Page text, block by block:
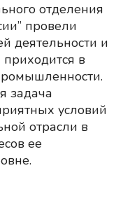
отделения
провели
деятельности и
в
задача
условий
отрасли в
ее